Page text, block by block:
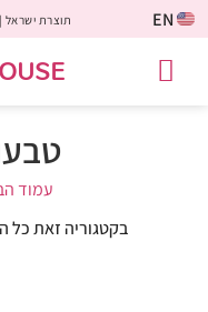
EN תוצרת ישראל | 30 יום החזר כספי | משלוח חינם
עמוד
בקטגוריה זאת כל